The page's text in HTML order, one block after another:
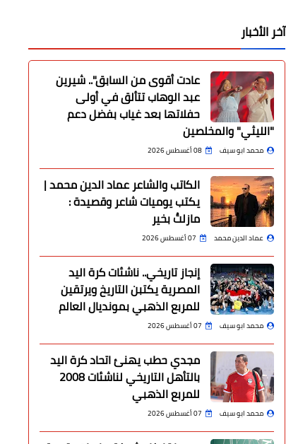
آخر الأخبار
عادت أقوى من السابق".. شيرين
عبد الوهاب تتألق في أولى
حفلاتها بعد غياب بفضل دعم
"الليثي" والمخلصين
محمد ابو سيف 08 أغسطس 2026
الكاتب والشاعر عماد الدين محمد |
يكتب يوميات شاعر وقصيدة :
مازلتُ بخير
عماد الدين محمد 07 أغسطس 2026
إنجاز تاريخي.. ناشئات كرة اليد
المصرية يكتبن التاريخ ويرتقين
للمربع الذهبي بمونديال العالم
محمد ابو سيف 07 أغسطس 2026
مجدي حطب يهنئ اتحاد كرة اليد
بالتأهل التاريخي لناشئات 2008
للمربع الذهبي
محمد ابو سيف 07 أغسطس 2026